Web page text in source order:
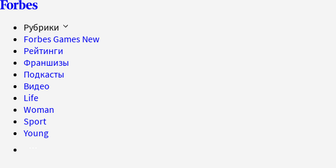
Рубрики
Forbes Games New
Рейтинги
Франшизы
Подкасты
Видео
Life
Woman
Sport
Young